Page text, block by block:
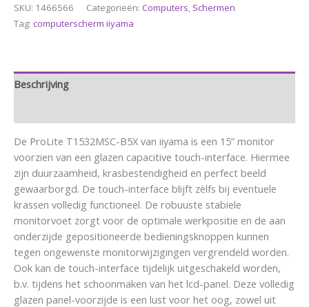
SKU: 1466566 Categorieën: Computers, Schermen
Tag: computerscherm iiyama
Beschrijving
De ProLite T1532MSC-B5X van iiyama is een 15” monitor
voorzien van een glazen capacitive touch-interface. Hiermee
zijn duurzaamheid, krasbestendigheid en perfect beeld
gewaarborgd. De touch-interface blijft zèlfs bij eventuele
krassen volledig functioneel. De robuuste stabiele
monitorvoet zorgt voor de optimale werkpositie en de aan
onderzijde gepositioneerde bedieningsknoppen kunnen
tegen ongewenste monitorwijzigingen vergrendeld worden.
Ook kan de touch-interface tijdelijk uitgeschakeld worden,
b.v. tijdens het schoonmaken van het lcd-panel. Deze volledig
glazen panel-voorzijde is een lust voor het oog, zowel uit